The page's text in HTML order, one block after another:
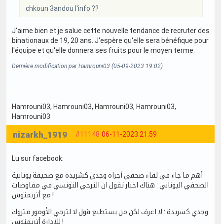
chkoun 3andou l'info ??
J'aime bien et je salue cette nouvelle tendance de recruter des
binationaux de 19, 20 ans. J'espère qu'elle sera bénéfique pour
l'équipe et qu'elle donnera ses fruits pour le moyen terme.
Dernière modification par Hamrouni03 (05-09-2023 19:02)
Hamrouni03, Hamrouni03, Hamrouni03, Hamrouni03,
Hamrouni03
#11148 06-11-2023 21:59
nizarkh_1919
Lu sur facebook:
أهم ما جاء في لقاء صحفي أجراه وجدي كشريدة مع صحيفة يونانية
الصحفي اليوناني : هناك اخبار تقول ان الترجي التونسي في مفاوضات
مع أتريمتوس !
وجدي كشريدة : لا اعرف لكن من يستطيع قول لا لترجي الأومور متروك
للإدارة أتريمتوس !